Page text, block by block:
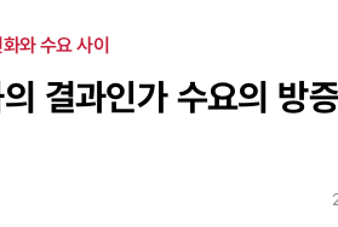
결과인가 수요의 방
와 수요 사이